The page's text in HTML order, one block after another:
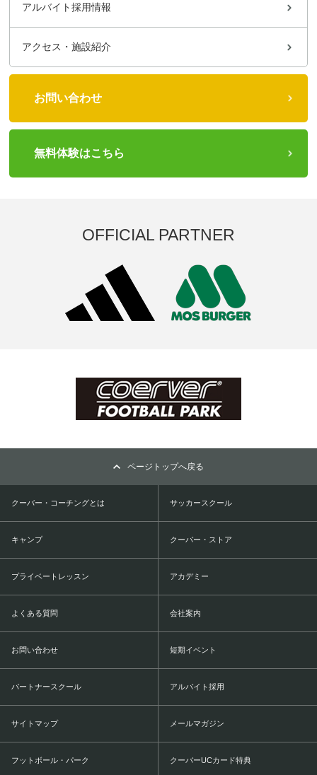
アルバイト採用情報
アクセス・施設紹介
お問い合わせ
無料体験はこちら
OFFICIAL PARTNER
ページトップへ戻る
クーバー・コーチングとは サッカースクール
キャンプ クーバー・ストア
プライベートレッスン アカデミー
よくある質問 会社案内
お問い合わせ 短期イベント
パートナースクール アルバイト採用
サイトマップ メールマガジン
フットボール・パーク クーバーUCカード特典